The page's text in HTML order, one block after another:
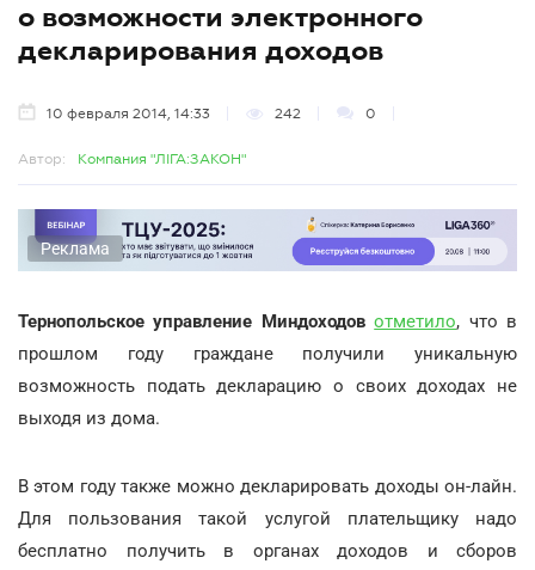
о возможности электронного
декларирования доходов
10 февраля 2014, 14:33 242 0
Автор: Компания "ЛІГА:ЗАКОН"
Реклама
Тернопольское управление Миндоходов отметило, что в
прошлом году граждане получили уникальную
возможность подать декларацию о своих доходах не
выходя из дома.
В этом году также можно декларировать доходы он-лайн.
Для пользования такой услугой плательщику надо
бесплатно получить в органах доходов и сборов